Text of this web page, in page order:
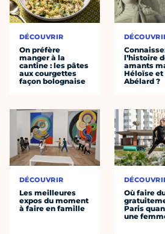
DÉCOUVRIR
On préfère
manger à la
cantine : les pâtes
aux courgettes
façon bolognaise
DÉCOUVRIR
Les meilleures
expos du moment
à faire en famille
l’histoire
amants
Héloïse et
Abélard ?
Où faire
Paris
une